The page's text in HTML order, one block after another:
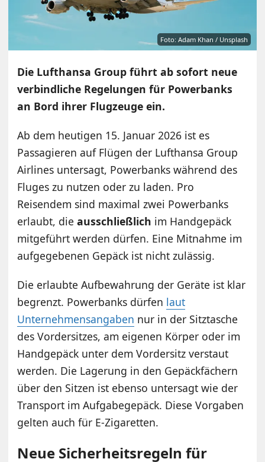
Foto: Adam Khan / Unsplash
Die Lufthansa Group führt ab sofort neue
verbindliche Regelungen für Powerbanks
an Bord ihrer Flugzeuge ein.
Ab dem heutigen 15. Januar 2026 ist es
Passagieren auf Flügen der Lufthansa Group
Airlines untersagt, Powerbanks während des
Fluges zu nutzen oder zu laden. Pro
Reisendem sind maximal zwei Powerbanks
erlaubt, dieausschließlich im Handgepäck
mitgeführt werden dürfen. Eine Mitnahme im
aufgegebenen Gepäck ist nicht zulässig.
Die erlaubte Aufbewahrung der Geräte ist klar
begrenzt. Powerbanks dürfen laut
Unternehmensangaben nur in der Sitztasche
des Vordersitzes, am eigenen Körper oder im
Handgepäck unter dem Vordersitz verstaut
werden. Die Lagerung in den Gepäckfächern
über den Sitzen ist ebenso untersagt wie der
Transport im Aufgabegepäck. Diese Vorgaben
gelten auch für E-Zigaretten.
Neue Sicherheitsregeln für